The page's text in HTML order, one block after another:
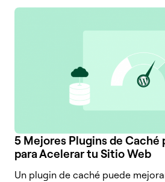
5 Mejores Plugins de Caché
para Acelerar tu Sitio Web
Un plugin de caché puede